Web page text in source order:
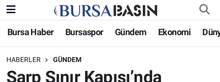
Bursa Haber Bursaspor Gündem Ekonomi
HABERLER GÜNDEM
Sarp Sınır Kapısı’nda
Bursa Haber
Genel
Bursa Nöbetçi Eczaneler
Bursa Hava Durumu